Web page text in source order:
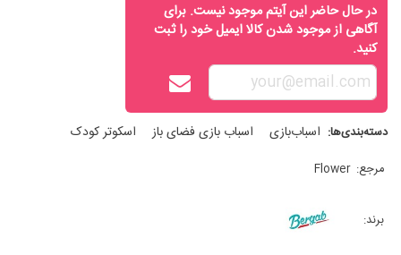
در حال حاضر این آیتم موجود نیست. برای
آگاهی از موجود شدن کالا ایمیل خود را ثبت
کنید.
دسته‌بندی‌ها: اسباب‌بازی اسباب بازی فضای باز اسکوتر کودک
مرجع: Flower
برند: